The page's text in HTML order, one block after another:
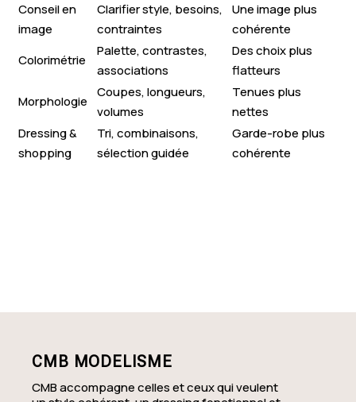
Conseil en
image
Clarifier style, besoins,
contraintes
Une image plus
cohérente
Colorimétrie
Palette, contrastes,
associations
Des choix plus
flatteurs
Morphologie
Coupes, longueurs,
volumes
Tenues plus
nettes
Dressing &
shopping
Tri, combinaisons,
sélection guidée
Garde-robe plus
cohérente
CMB MODELISME
CMB accompagne celles et ceux qui veulent